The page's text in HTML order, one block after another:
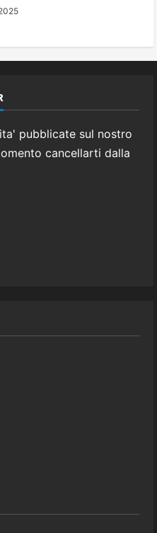
pubblicate sul nostro
cancellarti dalla